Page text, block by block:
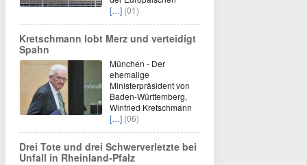
[…] (01)
Kretschmann lobt Merz und verteidigt
Spahn
München - Der
ehemalige
Ministerpräsident von
Baden-Württemberg,
Winfried Kretschmann
[…] (06)
Drei Tote und drei Schwerverletzte bei
Unfall in Rheinland-Pfalz